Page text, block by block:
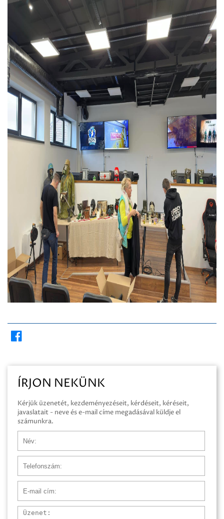
ÍRJON NEKÜNK
Kérjük üzenetét, kezdeményezéseit, kérdéseit, kéréseit,
javaslatait - neve és e-mail címe megadásával küldje el
számunkra.
Üzenet